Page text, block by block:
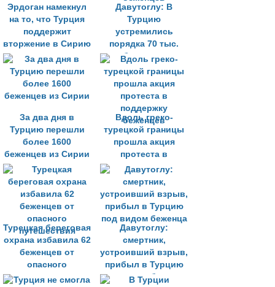
Эрдоган намекнул
на то, что Турция
поддержит
вторжение в Сирию
Давутоглу: В
Турцию
устремились
порядка 70 тыс.
беженцев
За два дня в
Турцию перешли
более 1600
беженцев из Сирии
Вдоль греко-
турецкой границы
прошла акция
протеста в
поддержку
беженцев
Турецкая береговая
охрана избавила 62
беженцев от
опасного
путешествия
Давутоглу:
смертник,
устроивший взрыв,
прибыл в Турцию
под видом беженца